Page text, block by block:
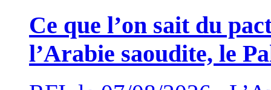
Ce que l’on sait du
l’Arabie saoudite, le